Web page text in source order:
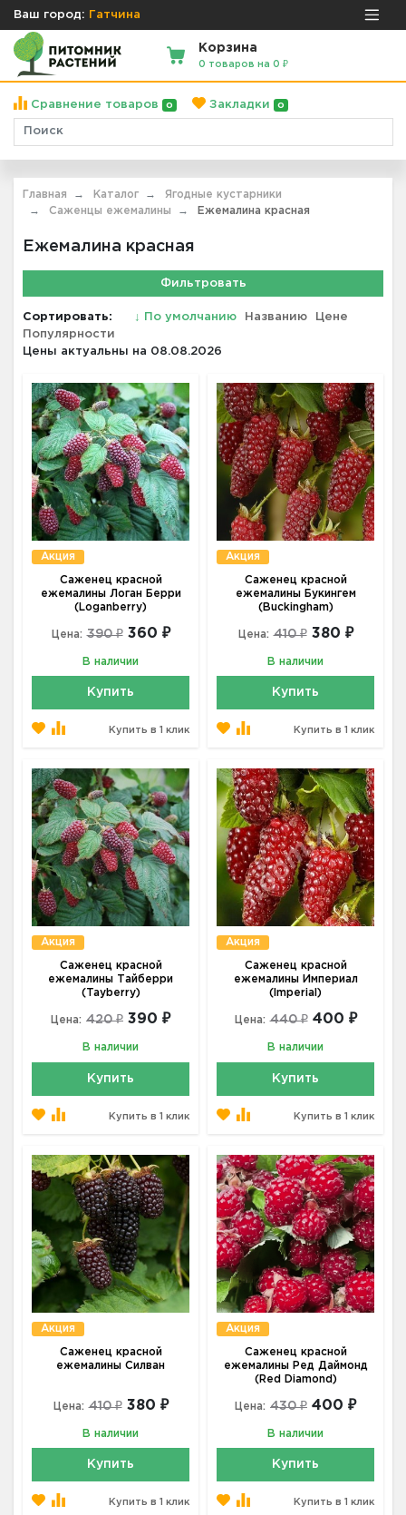
Ваш город: Гатчина
Корзина
0 товаров на 0 ₽
Сравнение товаров 0 Закладки 0
Главная Каталог
Ягодные кустарники
Саженцы ежемалины
Ежемалина красная
Ежемалина красная
Фильтровать
Сортировать: ↓ По умолчанию Названию
Цене
Популярности
Цены актуальны на 08.08.2026
Акция
Саженец красной
ежемалины Логан Берри
(Loganberry)
Цена: 390 ₽ 360 ₽
В наличии
Купить
Купить в 1 клик
Акция
Саженец красной
ежемалины Букингем
(Buckingham)
Цена: 410 ₽ 380 ₽
В наличии
Купить
Купить в 1 клик
Акция
Саженец красной
ежемалины Тайберри
(Tayberry)
Цена: 420 ₽ 390 ₽
В наличии
Купить
Купить в 1 клик
Акция
Саженец красной
ежемалины Империал
(Imperial)
Цена: 440 ₽ 400 ₽
В наличии
Купить
Купить в 1 клик
Акция
Саженец красной
ежемалины Силван
Цена: 410 ₽ 380 ₽
В наличии
Купить
Купить в 1 клик
Акция
Саженец красной
ежемалины Ред Даймонд
(Red Diamond)
Цена: 430 ₽ 400 ₽
В наличии
Купить
Купить в 1 клик